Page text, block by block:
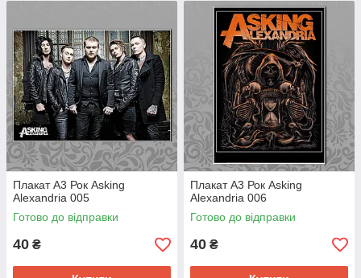
Плакат А3 Рок Asking
Alexandria 005
Готово до відправки
40 ₴
Плакат А3 Рок Asking
Alexandria 006
Готово до відправки
40 ₴